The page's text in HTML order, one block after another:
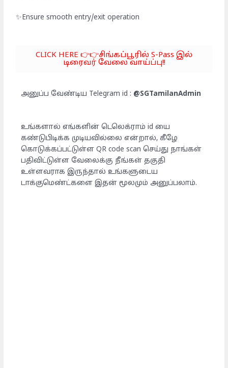
✨Ensure smooth entry/exit operation
CLICK HERE 👉👉சிங்கப்பூரில் S-Pass இல்
டிரைவர் வேலை வாய்ப்பு!!
அனுப்ப வேண்டிய Telegram id : @SGTamilanAdmin
உங்களால் எங்களின் டெலெக்ராம் id யை
கண்டுபிடிக்க முடியவில்லை என்றால், கீழே
கொடுக்கப்பட்டுள்ள QR code scan செய்து நாங்கள்
பதிவிட்டுள்ள வேலைக்கு நீங்கள் தகுதி
உள்ளவராக இருந்தால் உங்களுடைய
டாக்குமெண்ட்களை இதன் மூலமும் அனுப்பலாம்.